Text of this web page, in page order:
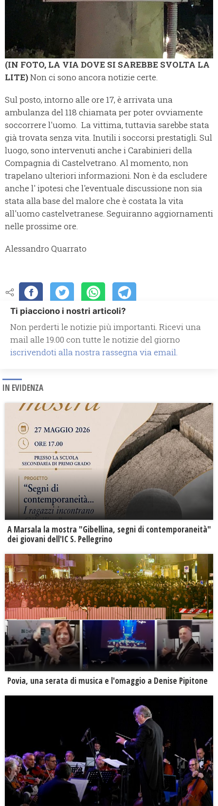
(IN FOTO, LA VIA DOVE SI SAREBBE SVOLTA LA
LITE)Non ci sono ancora notizie certe.
Sul posto, intorno alle ore 17, è arrivata una
ambulanza del 118 chiamata per poter ovviamente
soccorrere l'uomo. La vittima, tuttavia sarebbe stata
già trovata senza vita. Inutili i soccorsi prestatigli. Sul
luogo, sono intervenuti anche i Carabinieri della
Compagnia di Castelvetrano. Al momento, non
trapelano ulteriori informazioni. Non è da escludere
anche l' ipotesi che l'eventuale discussione non sia
stata alla base del malore che è costata la vita
all'uomo castelvetranese. Seguiranno aggiornamenti
nelle prossime ore.
Alessandro Quarrato
Ti piacciono i nostri articoli?
Non perderti le notizie più importanti. Ricevi una
mail alle 19.00 con tutte le notizie del giorno
iscrivendoti alla nostra rassegna via email.
IN EVIDENZA
A Marsala la mostra "Gibellina, segni di contemporaneità"
dei giovani dell'IC S. Pellegrino
Povia, una serata di musica e l'omaggio a Denise Pipitone